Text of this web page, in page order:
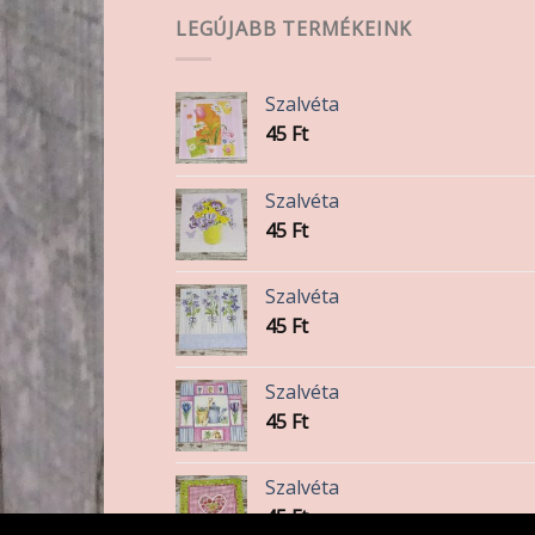
változatok
termékoldalon
választhatók
LEGÚJABB TERMÉKEINK
Szalvéta
45 Ft
Szalvéta
45 Ft
Szalvéta
45 Ft
Szalvéta
45 Ft
Szalvéta
45Ft